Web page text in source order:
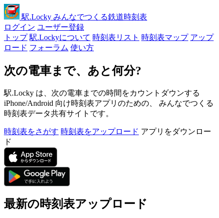
駅.Locky みんなでつくる鉄道時刻表
ログイン ユーザー登録
トップ 駅.Lockyについて 時刻表リスト 時刻表マップ アップ
ロード フォーラム 使い方
次の電車まで、あと何分?
駅.Locky は、次の電車までの時間をカウントダウンする
iPhone/Android 向け時刻表アプリのための、 みんなでつくる
時刻表データ共有サイトです。
時刻表をさがす 時刻表をアップロード アプリをダウンロー
ド
最新の時刻表アップロード